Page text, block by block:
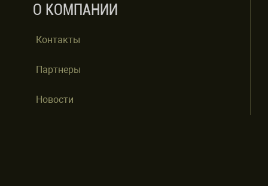
О КОМПАНИИ
Контакты
Партнеры
Новости